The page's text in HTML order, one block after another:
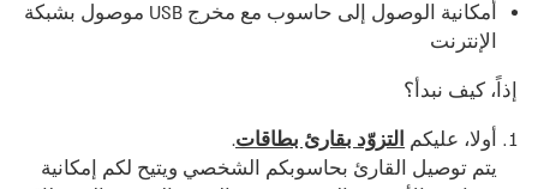
أمكانية الوصول إلى حاسوب مع مخرج USB موصول بشبكة
الإنترنت
إذاً، كيف نبدأ؟
أولا، عليكم التزوّد بقارئ بطاقات.
يتم توصيل القارئ بحاسوبكم الشخصي ويتيح لكم إمكانية